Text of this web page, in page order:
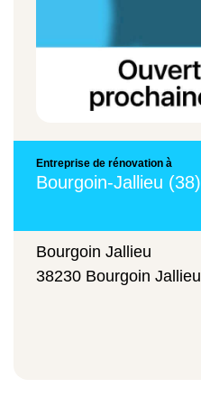
Entreprise de rénovation à
Bourgoin-Jallieu (38)
Bourgoin Jallieu
38230 Bourgoin Jallieu